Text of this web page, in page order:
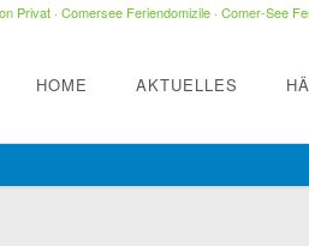
Privat· Comersee Feriendomizile· Comer-See
HOME AKTUELLES